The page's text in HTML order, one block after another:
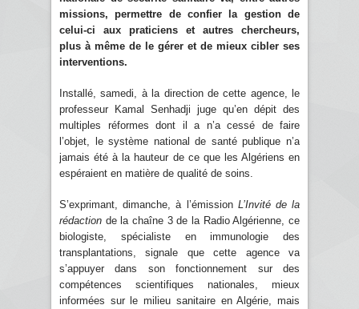
missions, permettre de confier la gestion de
celui-ci aux praticiens et autres chercheurs,
plus à même de le gérer et de mieux cibler ses
interventions.
Installé, samedi, à la direction de cette agence, le
professeur Kamal Senhadji juge qu’en dépit des
multiples réformes dont il a n’a cessé de faire
l’objet, le système national de santé publique n’a
jamais été à la hauteur de ce que les Algériens en
espéraient en matière de qualité de soins.
S’exprimant, dimanche, à l’émission L’Invité de la
rédaction de la chaîne 3 de la Radio Algérienne, ce
biologiste, spécialiste en immunologie des
transplantations, signale que cette agence va
s’appuyer dans son fonctionnement sur des
compétences scientifiques nationales, mieux
informées sur le milieu sanitaire en Algérie, mais